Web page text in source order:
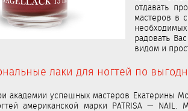
отдавать
мастеров в
радовать
видом и
лаки для ногтей по
академии успешных мастеров Екатерины
американской марки PATRISA —